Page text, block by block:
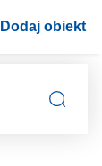
Dodaj obiekt